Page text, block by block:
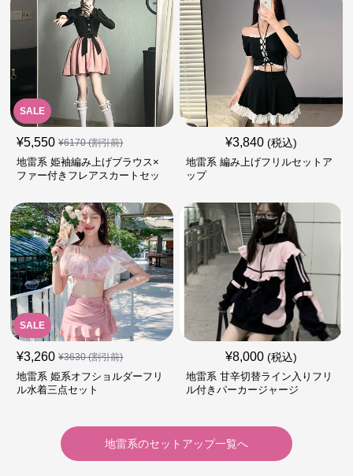
SALE
¥5,550 ¥6170(割引前)
地雷系 姫袖編み上げブラウス×
ファー付きフレアスカートセッ
¥3,840 (税込)
地雷系 編み上げフリルセットア
ップ
SALE
¥3,260 ¥3630(割引前)
地雷系 姫系オフショルダーフリ
ル水着三点セット
¥8,000 (税込)
地雷系 甘辛切替ライン入りフリ
ル付きパーカージャージ
地雷系のセットアップ一覧へ